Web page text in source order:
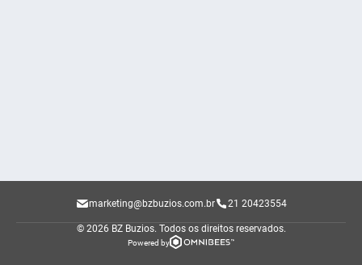
marketing@bzbuzios.com.br 21 20423554
© 2026 BZ Buzios. Todos os direitos reservados.
Powered by